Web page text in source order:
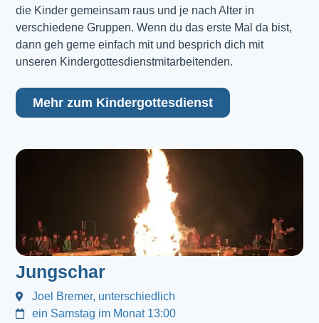
die Kinder gemeinsam raus und je nach Alter in
verschiedene Gruppen. Wenn du das erste Mal da bist,
dann geh gerne einfach mit und besprich dich mit
unseren Kindergottesdienstmitarbeitenden.
Mehr zum Kindergottesdienst
Jungschar
Joel Bremer, unterschiedlich
ein Samstag im Monat 13:00